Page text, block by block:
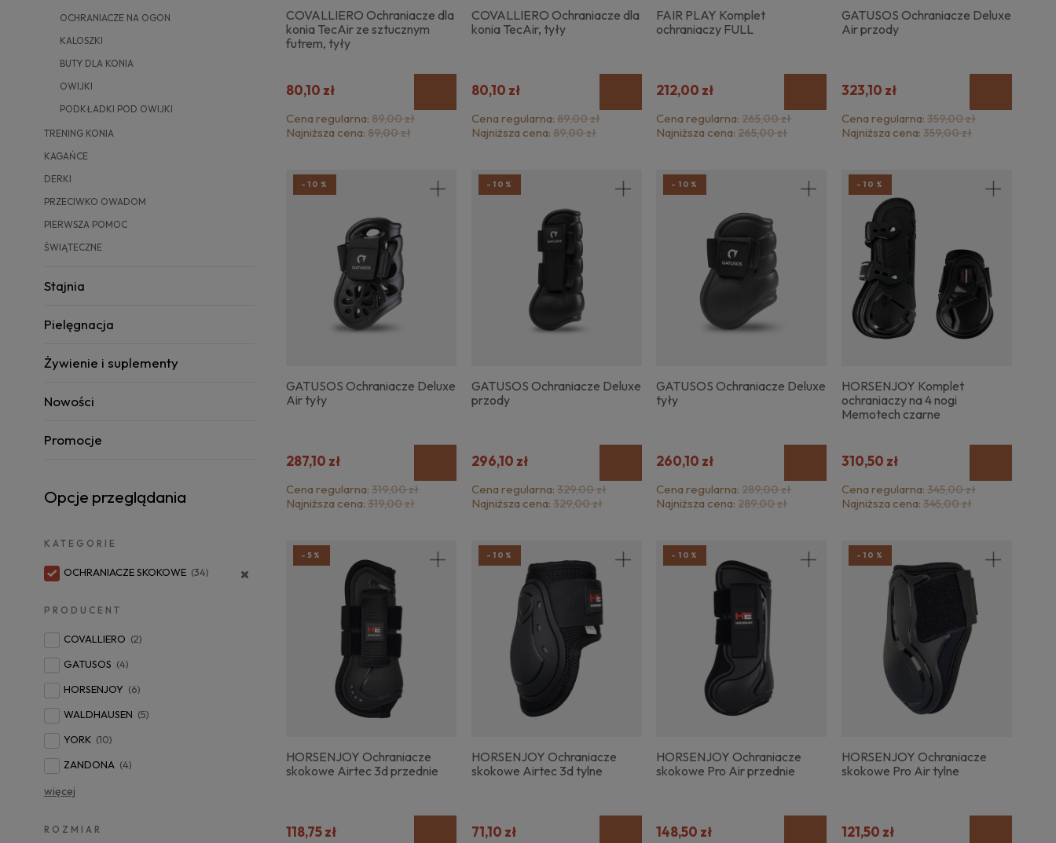
OCHRANIACZE NA OGON
KALOSZKI
BUTY DLA KONIA
OWIJKI
PODKŁADKI POD OWIJKI
TRENING KONIA
KAGAŃCE
DERKI
PRZECIWKO OWADOM
PIERWSZA POMOC
ŚWIĄTECZNE
Stajnia
Pielęgnacja
Żywienie i suplementy
Nowości
Promocje
Opcje przeglądania
KATEGORIE
OCHRANIACZE SKOKOWE (34)
PRODUCENT
COVALLIERO (2)
GATUSOS (4)
HORSENJOY (6)
WALDHAUSEN (5)
YORK (10)
ZANDONA (4)
więcej
ROZMIAR
COVALLIERO Ochraniacze dla
konia TecAir ze sztucznym
futrem, tyły
80,10 zł
Cena regularna:89,00 zł
Najniższa cena:89,00 zł
COVALLIERO Ochraniacze dla
konia TecAir, tyły
80,10 zł
Cena regularna: 89,00 zł
Najniższa cena: 89,00 zł
FAIR PLAY Komplet
ochraniaczy FULL
212,00 zł
Cena regularna:265,00 zł
Najniższa cena:265,00 zł
GATUSOS Ochraniacze Deluxe
Air przody
323,10 zł
Cena regularna:359,00 zł
Najniższa cena:359,00 zł
GATUSOS Ochraniacze Deluxe
Air tyły
287,10 zł
Cena regularna:319,00 zł
Najniższa cena:319,00 zł
-10%
GATUSOS Ochraniacze Deluxe
przody
296,10 zł
Cena regularna: 329,00 zł
Najniższa cena: 329,00 zł
-10%
GATUSOS Ochraniacze Deluxe
tyły
260,10 zł
Cena regularna:289,00 zł
Najniższa cena:289,00 zł
-10%
HORSENJOY Komplet
ochraniaczy na 4 nogi
Memotech czarne
310,50 zł
Cena regularna:345,00 zł
Najniższa cena:345,00 zł
-10%
HORSENJOY Ochraniacze
skokowe Airtec 3d przednie
118,75 zł
-5%
HORSENJOY Ochraniacze
skokowe Airtec 3d tylne
71,10 zł
-10%
HORSENJOY Ochraniacze
skokowe Pro Air przednie
148,50 zł
-10%
HORSENJOY Ochraniacze
skokowe Pro Air tylne
121,50 zł
-10%